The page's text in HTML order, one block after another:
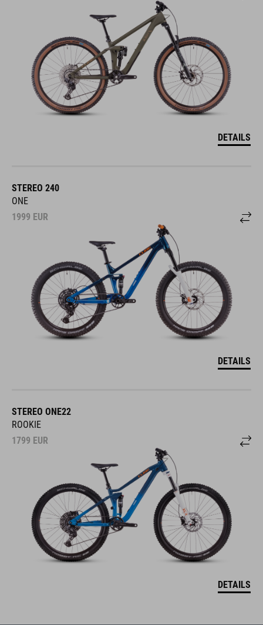
DETAILS
STEREO 240
ONE
1999 EUR
DETAILS
STEREO ONE22
ROOKIE
1799 EUR
DETAILS